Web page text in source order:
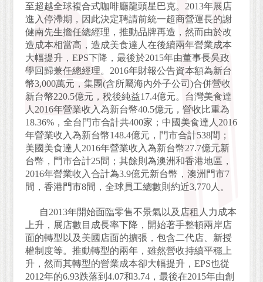
至超越全球複合式咖啡廳龍頭星巴克。 2013年展店
進入停滯期，因此決定聘請前統一超商營運長的謝
健南先生擔任總經理，推動品牌再造，然而由於改
造成本相當高，造成美食達人在後續兩年營業成本
大幅提升，EPS下降，最後於2015年由董事長吳政
學回歸兼任總經理。 2016年財報公告資本額為新台
幣3,000萬元，集團(含所屬海內外子公司)合併營收
新台幣220.5億元，稅後純益17.4億元。台灣美食達
人 2016年營業收入為新台幣40.5億元，營收比重為
18.36% ，全台門市合計共400家；中國美食達人 2016
年營業收入為新台幣148.4億元，門市合計538間；
美國美食達人 2016年營業收入為新台幣27.7億元新
台幣，門市合計25間；其餘則為澳洲和香港地區，
2016年營業收入合計為3.9億元新台幣，澳洲門市7
間，香港門市8間，全球員工總數則約近3,770 人。
自2013年開始面臨零售不景氣以及店租人力成本
上升，展店數目成長率下降，開始著手整頓兩岸店
面的轉型以及美國店面的擴張，包含二代店、新授
權制度等。推動轉型的兩年，雖然營收持續平穩上
升，然而其轉型的營業成本卻大幅提升，EPS也從
2012年的6.93跌落到4.07和3.74 ，最後在2015年由創